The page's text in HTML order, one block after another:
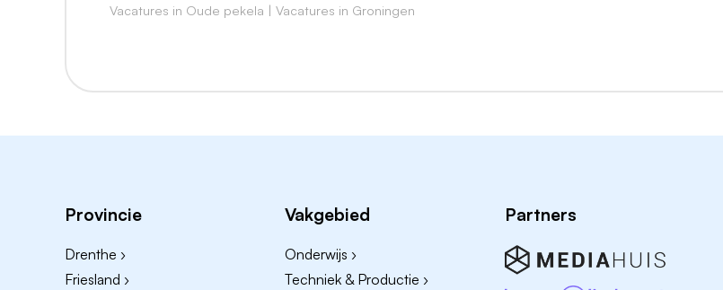
Aantoonbaar in het bezit van een rijbewijs B.
toezichthouder/handhaver.
Opleidingen:
Vacatures in Oude pekela | Vacatures in Groningen
Provincie
Drenthe ›
Friesland ›
Vakgebied
Onderwijs ›
Techniek & Productie ›
Partners